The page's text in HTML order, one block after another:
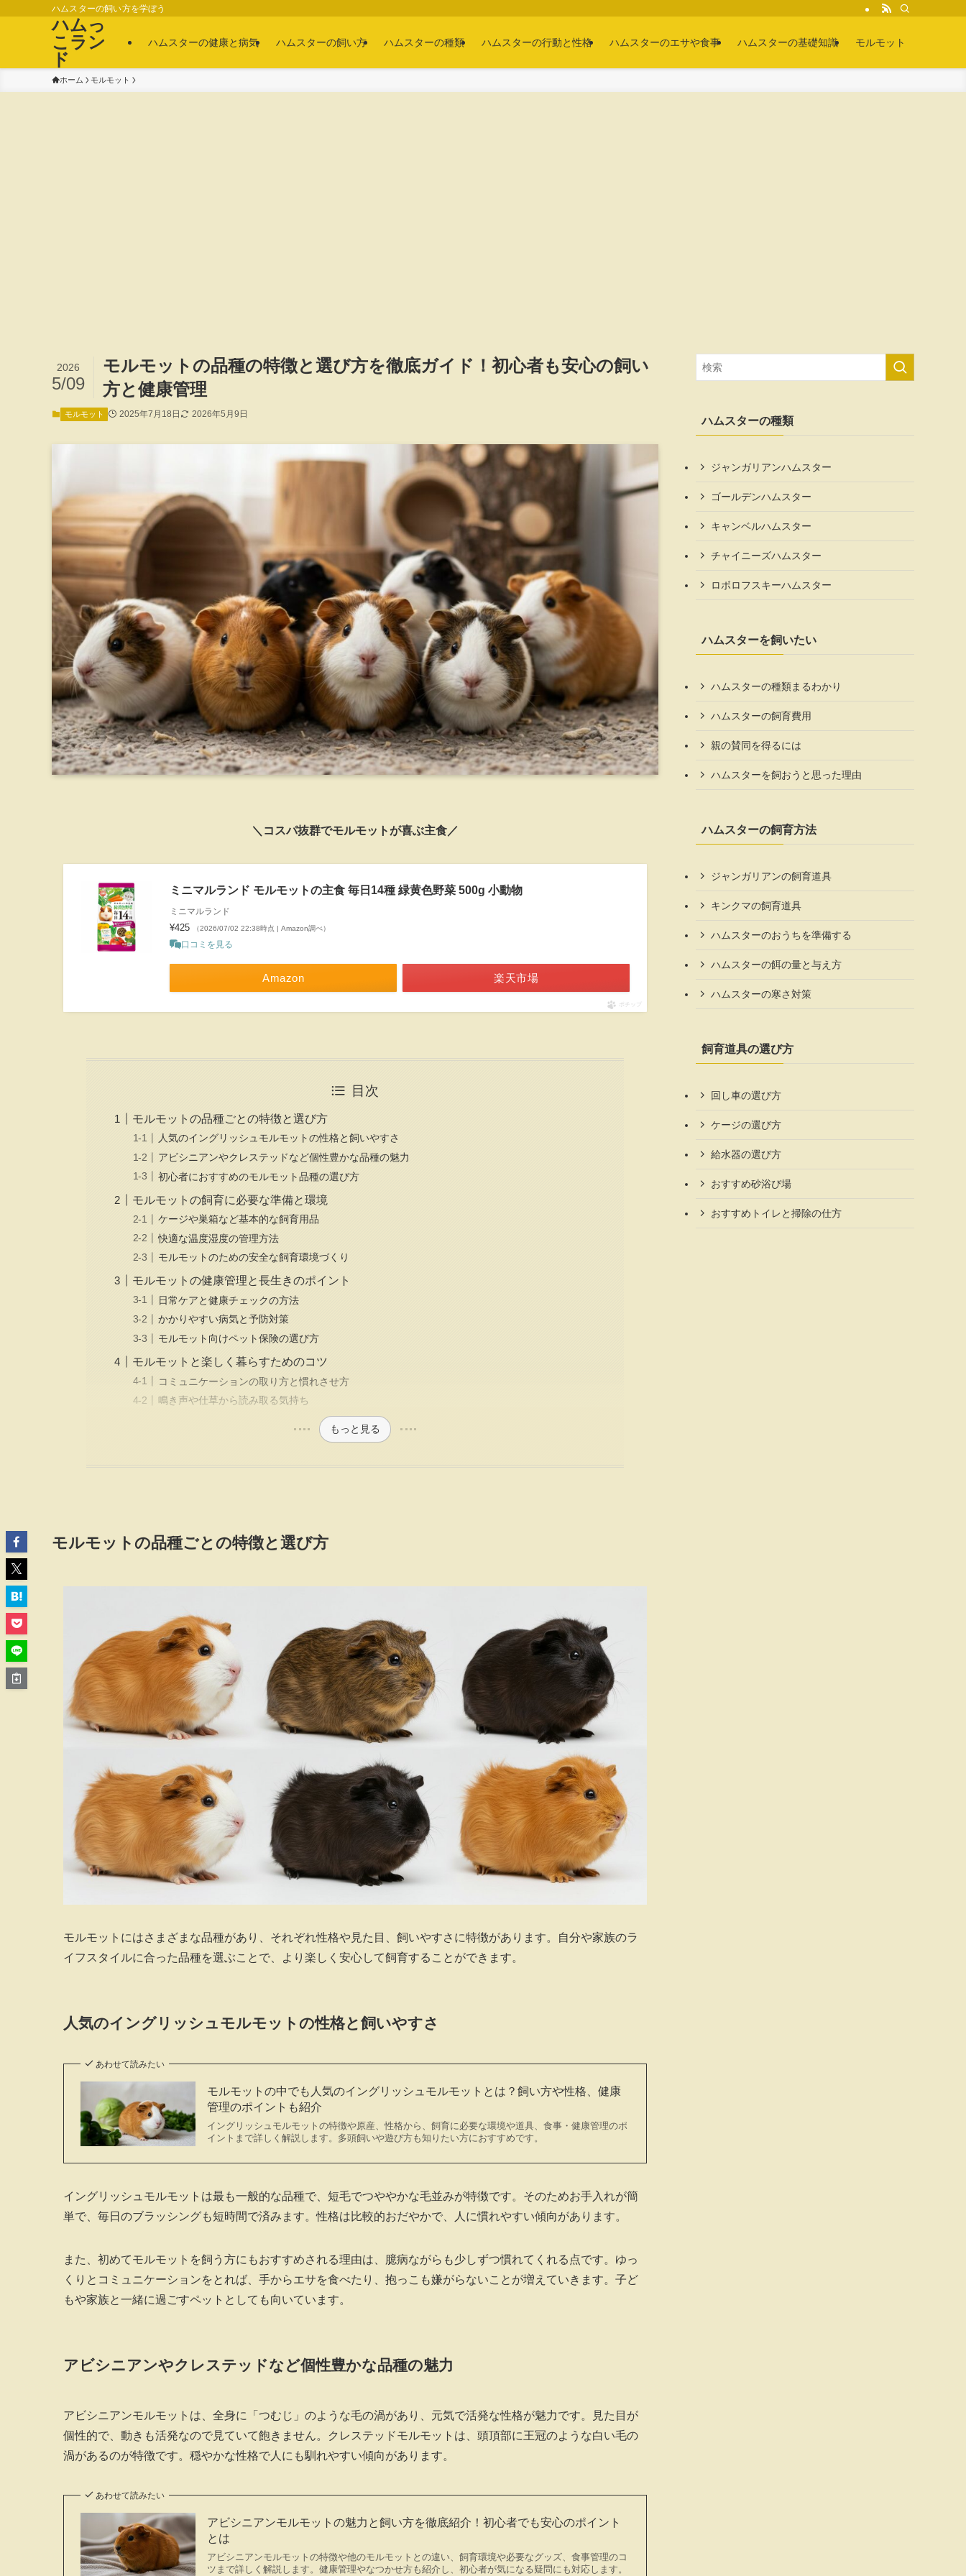
ハムスターの飼い方を学ぼう
ハムっ
こラン
ド
ハムスターの健康と病気 ハムスターの飼い方 ハムスターの種類 ハムスターの行動と性格 ハムスターのエサや食事 ハムスターの基礎知識 モルモット
ホーム モルモット
モルモットの品種の特徴と選び方を徹底ガイド！初心者も安心の飼い
方と健康管理
2026
5/09
モルモット 2025年7月18日 2026年5月9日
＼コスパ抜群でモルモットが喜ぶ主食／
ミニマルランド モルモットの主食 毎日14種 緑黄色野菜 500g 小動物
ミニマルランド
¥425 （2026/07/02 22:38時点 | Amazon調べ）
口コミを見る
Amazon 楽天市場
ポチップ
目次
モルモットの品種ごとの特徴と選び方
人気のイングリッシュモルモットの性格と飼いやすさ
アビシニアンやクレステッドなど個性豊かな品種の魅力
初心者におすすめのモルモット品種の選び方
モルモットの飼育に必要な準備と環境
ケージや巣箱など基本的な飼育用品
快適な温度湿度の管理方法
モルモットのための安全な飼育環境づくり
モルモットの健康管理と長生きのポイント
日常ケアと健康チェックの方法
かかりやすい病気と予防対策
モルモット向けペット保険の選び方
モルモットと楽しく暮らすためのコツ
コミュニケーションの取り方と慣れさせ方
鳴き声や仕草から読み取る気持ち
もっと見る
モルモットの品種ごとの特徴と選び方
モルモットにはさまざまな品種があり、それぞれ性格や見た目、飼いやすさに特徴があります。自分や家族のラ
イフスタイルに合った品種を選ぶことで、より楽しく安心して飼育することができます。
人気のイングリッシュモルモットの性格と飼いやすさ
あわせて読みたい
モルモットの中でも人気のイングリッシュモルモットとは？飼い方や性格、健康
管理のポイントも紹介
イングリッシュモルモットの特徴や原産、性格から、飼育に必要な環境や道具、食事・健康管理のポ
イントまで詳しく解説します。多頭飼いや遊び方も知りたい方におすすめです。
イングリッシュモルモットは最も一般的な品種で、短毛でつややかな毛並みが特徴です。そのためお手入れが簡
単で、毎日のブラッシングも短時間で済みます。性格は比較的おだやかで、人に慣れやすい傾向があります。
また、初めてモルモットを飼う方にもおすすめされる理由は、臆病ながらも少しずつ慣れてくれる点です。ゆっ
くりとコミュニケーションをとれば、手からエサを食べたり、抱っこも嫌がらないことが増えていきます。子ど
もや家族と一緒に過ごすペットとしても向いています。
アビシニアンやクレステッドなど個性豊かな品種の魅力
アビシニアンモルモットは、全身に「つむじ」のような毛の渦があり、元気で活発な性格が魅力です。見た目が
個性的で、動きも活発なので見ていて飽きません。クレステッドモルモットは、頭頂部に王冠のような白い毛の
渦があるのが特徴です。穏やかな性格で人にも馴れやすい傾向があります。
あわせて読みたい
アビシニアンモルモットの魅力と飼い方を徹底紹介！初心者でも安心のポイント
とは
アビシニアンモルモットの特徴や他のモルモットとの違い、飼育環境や必要なグッズ、食事管理のコ
ツまで詳しく解説します。健康管理やなつかせ方も紹介し、初心者が気になる疑問にも対応します。
ハムスターの種類
ジャンガリアンハムスター
ゴールデンハムスター
キャンベルハムスター
チャイニーズハムスター
ロボロフスキーハムスター
ハムスターを飼いたい
ハムスターの種類まるわかり
ハムスターの飼育費用
親の賛同を得るには
ハムスターを飼おうと思った理由
ハムスターの飼育方法
ジャンガリアンの飼育道具
キンクマの飼育道具
ハムスターのおうちを準備する
ハムスターの餌の量と与え方
ハムスターの寒さ対策
飼育道具の選び方
回し車の選び方
ケージの選び方
給水器の選び方
おすすめ砂浴び場
おすすめトイレと掃除の仕方